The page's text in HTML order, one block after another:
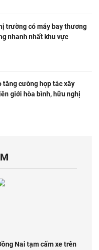
trường có máy bay thương
nhanh nhất khu vực
tăng cường hợp tác xây
giới hòa bình, hữu nghị
Nai tạm cấm xe trên